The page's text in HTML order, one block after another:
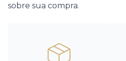
sobre sua compra.